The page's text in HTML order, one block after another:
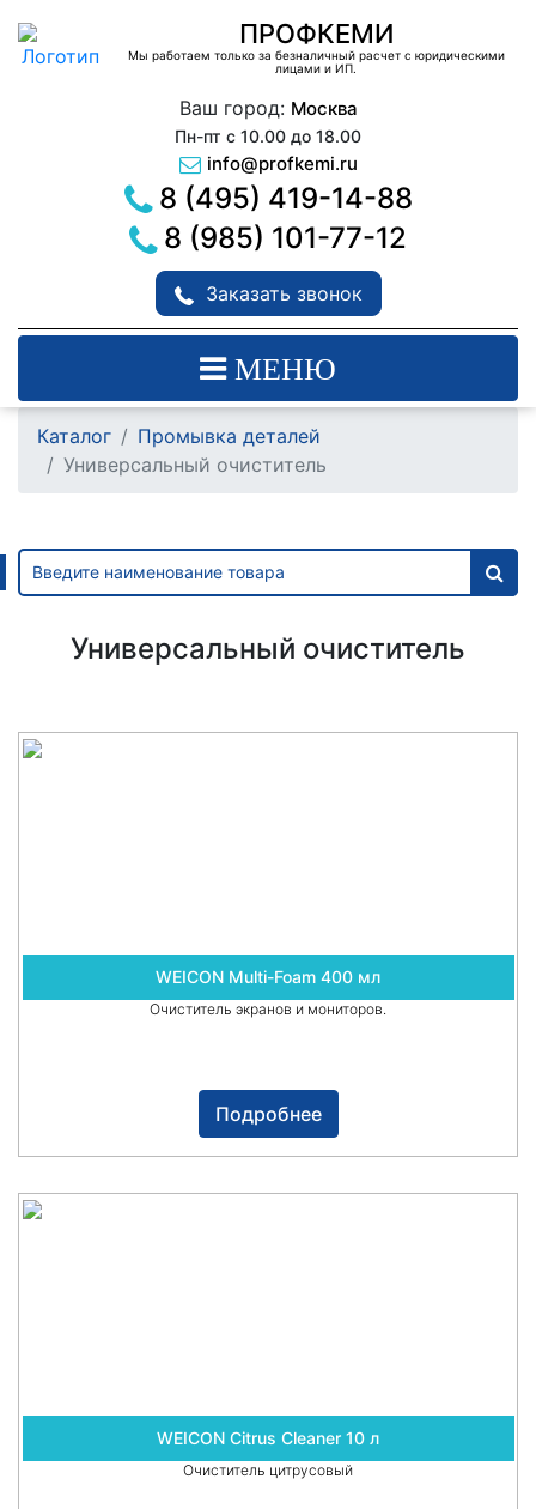
ПРОФКЕМИ
Мы работаем только за безналичный расчет с юридическими
лицами и ИП.
Ваш город: Москва
Пн-пт с 10.00 до 18.00
info@profkemi.ru
8 (495) 419-14-88
8 (985) 101-77-12
Заказать звонок
МЕНЮ
Каталог
Промывка деталей
Универсальный очиститель
Универсальный очиститель
WEICON Multi-Foam 400 мл
Очиститель экранов и мониторов.
Подробнее
WEICON Citrus Cleaner 10 л
Очиститель цитрусовый